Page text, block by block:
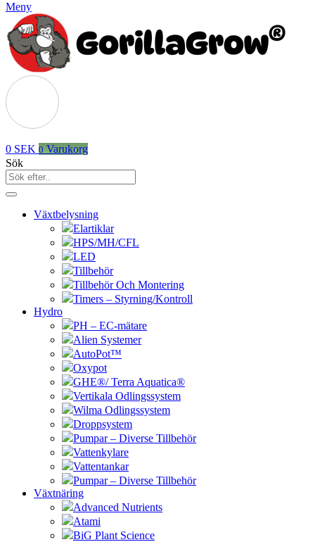
Meny
0 SEK 0 Varukorg
Sök
Växtbelysning
Elartiklar
HPS/MH/CFL
LED
Tillbehör
Tillbehör Och Montering
Timers – Styrning/Kontroll
Hydro
PH – EC-mätare
Alien Systemer
AutoPot™
Oxypot
GHE®/ Terra Aquatica®
Vertikala Odlingssystem
Wilma Odlingssystem
Droppsystem
Pumpar – Diverse Tillbehör
Vattenkylare
Vattentankar
Pumpar – Diverse Tillbehör
Växtnäring
Advanced Nutrients
Atami
BiG Plant Science